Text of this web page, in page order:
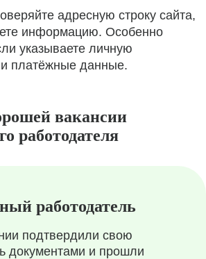
адресную строку сайта,
информацию. Особенно
указываете личную
платёжные данные.
вакансии
работодателя
работодатель
подтвердили свою
документами и прошли